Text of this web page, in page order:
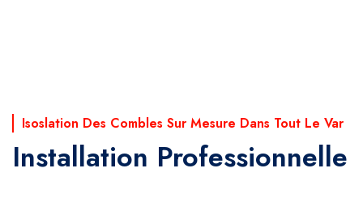
Isoslation Des Combles Sur Mesure Dans Tout Le Var
Installation Professionnelle